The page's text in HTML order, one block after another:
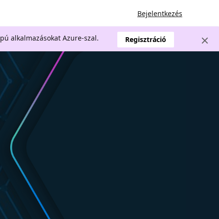
Bejelentkezés
alkalmazásokat Azure-szal. Regisztráció